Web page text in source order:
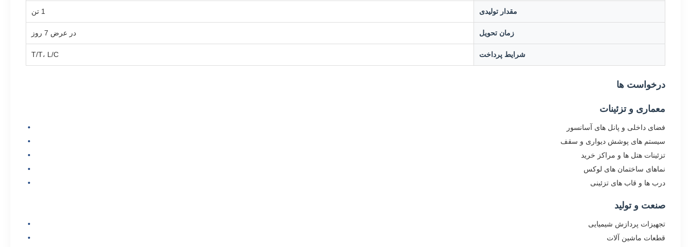
مقدار تولیدی 1 تن
زمان تحویل در عرض 7 روز
شرایط پرداخت T/T، L/C
درخواست ها
معماری و تزئینات
فضای داخلی و پانل های آسانسور
سیستم های پوشش دیواری و سقف
تزئینات هتل ها و مراکز خرید
نماهای ساختمان های لوکس
درب ها و قاب های تزئینی
صنعت و تولید
تجهیزات پردازش شیمیایی
قطعات ماشین آلات